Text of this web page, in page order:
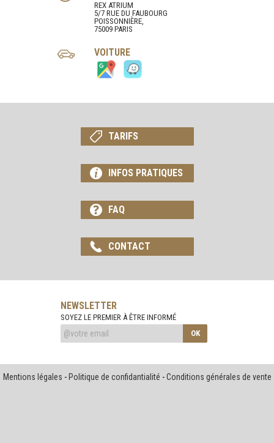
REX ATRIUM
5/7 RUE DU FAUBOURG
POISSONNIÈRE,
75009 PARIS
VOITURE
TARIFS
INFOS PRATIQUES
FAQ
CONTACT
NEWSLETTER
SOYEZ LE PREMIER À ÊTRE INFORMÉ
OK
Mentions légales -Politique de confidantialité -Conditions générales de vente